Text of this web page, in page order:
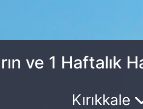
ve 1 Haftalık
Kırıkkale